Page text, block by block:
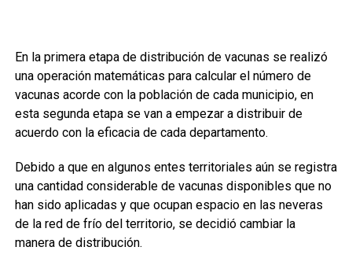
En la primera etapa de distribución de vacunas se realizó
una operación matemáticas para calcular el número de
vacunas acorde con la población de cada municipio, en
esta segunda etapa se van a empezar a distribuir de
acuerdo con la eficacia de cada departamento.
Debido a que en algunos entes territoriales aún se registra
una cantidad considerable de vacunas disponibles que no
han sido aplicadas y que ocupan espacio en las neveras
de la red de frío del territorio, se decidió cambiar la
manera de distribución.